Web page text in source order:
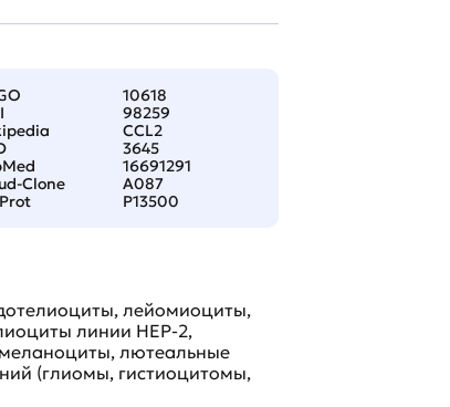
10618
98259
CCL2
3645
16691291
Clone
A087
P13500
лейомиоциты,
линии HEP-2,
лютеальные
(глиомы, гистиоцитомы,